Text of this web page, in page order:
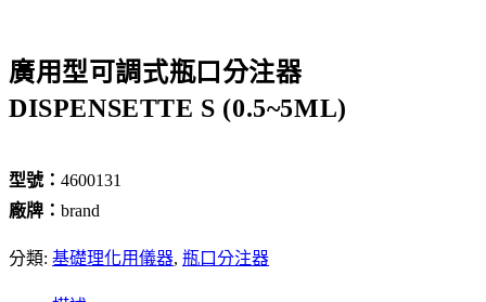
廣用型可調式瓶口分注器
DISPENSETTE S (0.5~5ML)
型號： 4600131
廠牌： brand
分類: 基礎理化用儀器, 瓶口分注器